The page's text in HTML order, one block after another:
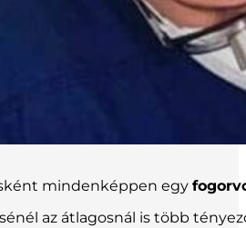
mindenképpen egy
az átlagosnál is több